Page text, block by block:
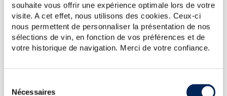
souhaite vous offrir une expérience optimale lors de votre
visite. A cet effet, nous utilisons des cookies. Ceux-ci
nous permettent de personnaliser la présentation de nos
sélections de vin, en fonction de vos préférences et de
votre historique de navigation. Merci de votre confiance.
Nécessaires
03/10/2025
774€
24/01/2025
953€
13/12/2024
834€